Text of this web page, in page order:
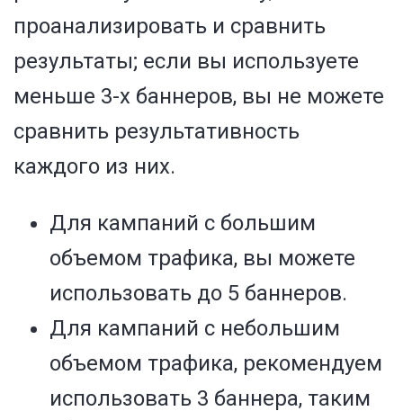
проанализировать и сравнить
результаты; если вы используете
меньше 3-х баннеров, вы не можете
сравнить результативность
каждого из них.
Для кампаний с большим
объемом трафика, вы можете
использовать до 5 баннеров.
Для кампаний с небольшим
объемом трафика, рекомендуем
использовать 3 баннера, таким